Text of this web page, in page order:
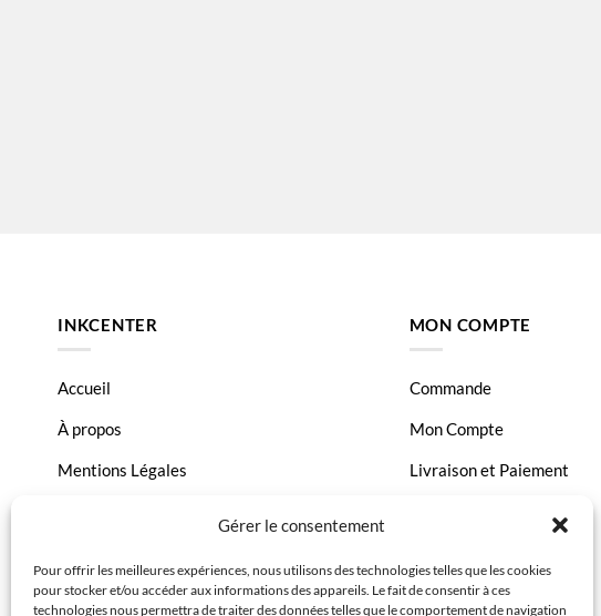
Gérer le consentement
Pour offrir les meilleures expériences, nous utilisons des technologies telles que les cookies
pour stocker et/ou accéder aux informations des appareils. Le fait de consentir à ces
technologies nous permettra de traiter des données telles que le comportement de navigation
INKCENTER
Accueil
À propos
Mentions Légales
Politique de confidentialité
MON COMPTE
Commande
Mon Compte
Livraison et Paiement